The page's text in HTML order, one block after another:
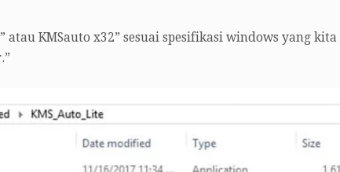
atau KMSauto x32” sesuai spesifikasi windows yang kita